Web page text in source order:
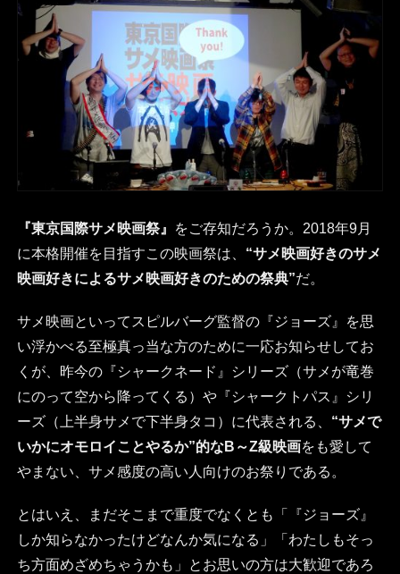
『東京国際サメ映画祭』
をご存知だろうか。2018年9月
に本格開催を目指すこの映画祭は、 “サメ映画好きのサメ
映画好きによるサメ映画好きのための祭典”だ。
サメ映画といってスピルバーグ監督の『ジョーズ』を思
い浮かべる至極真っ当な方のために一応お知らせしてお
くが、昨今の『シャークネード』シリーズ（サメが竜巻
にのって空から降ってくる）や『シャークトパス』シリ
ーズ（上半身サメで下半身タコ）に代表される、 “サメで
いかにオモロイことやるか”的なB～Z級映画をも愛して
やまない、サメ感度の高い人向けのお祭りである。
とはいえ、まだそこまで重度でなくとも「『ジョーズ』
しか知らなかったけどなんか気になる」「わたしもそっ
ち方面めざめちゃうかも」とお思いの方は大歓迎であろ